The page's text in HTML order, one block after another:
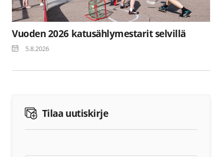
Vuoden 2026 katusählymestarit selvillä
5.8.2026
Tilaa uutiskirje